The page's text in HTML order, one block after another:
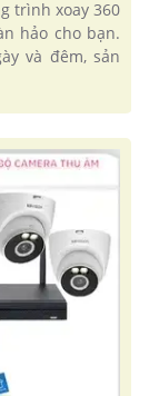
trình xoay 360
hảo cho bạn.
và đêm, sản